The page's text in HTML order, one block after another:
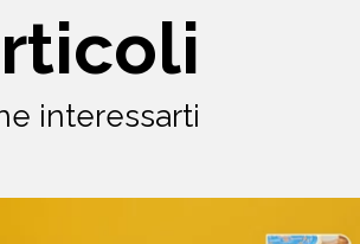
interessarti